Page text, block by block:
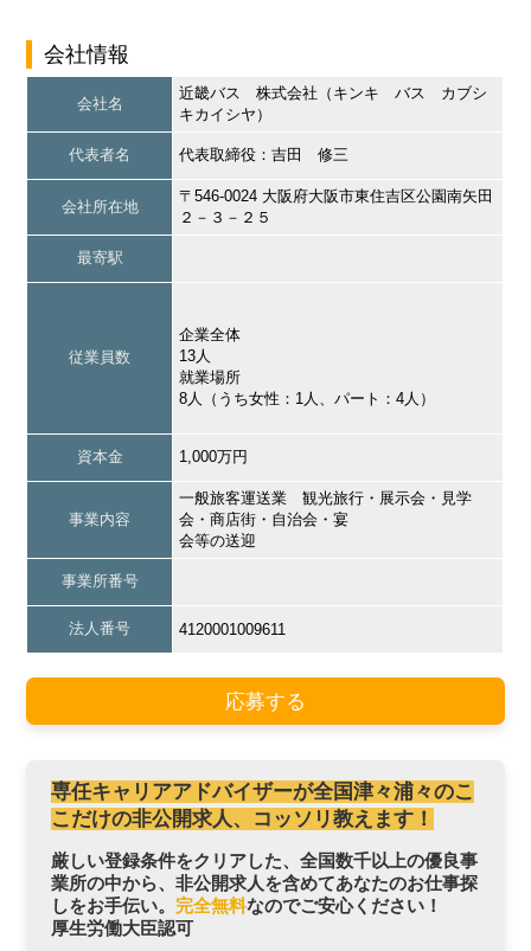
会社情報
会社名
近畿バス 株式会社（キンキ バス カブシ
キカイシヤ）
代表者名 代表取締役：吉田 修三
会社所在地
〒546-0024 大阪府大阪市東住吉区公園南矢田
２－３－２５
最寄駅
従業員数
企業全体
13人
就業場所
8人（うち女性：1人、パート：4人）
資本金 1,000万円
事業内容
一般旅客運送業 観光旅行・展示会・見学
会・商店街・自治会・宴
会等の送迎
事業所番号
法人番号 4120001009611
応募する
専任キャリアアドバイザーが全国津々浦々のこ
こだけの非公開求人、コッソリ教えます！
厳しい登録条件をクリアした、全国数千以上の優良事
業所の中から、非公開求人を含めてあなたのお仕事探
しをお手伝い。 完全無料なのでご安心ください！
厚生労働大臣認可